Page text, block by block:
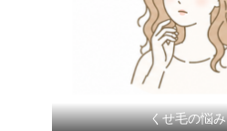
くせ毛の悩み